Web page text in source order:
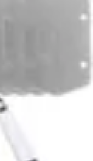
Choix